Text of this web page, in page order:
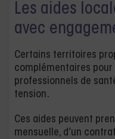
Les aides
avec
Certains territoires
complémentaires
professionnels de
tension.
Ces aides peuvent
mensuelle, d’un